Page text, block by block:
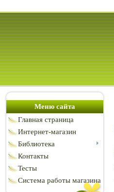
Меню сайта
Главная страница
Интернет-магазин
Библиотека
Контакты
Тесты
Система работы магазина